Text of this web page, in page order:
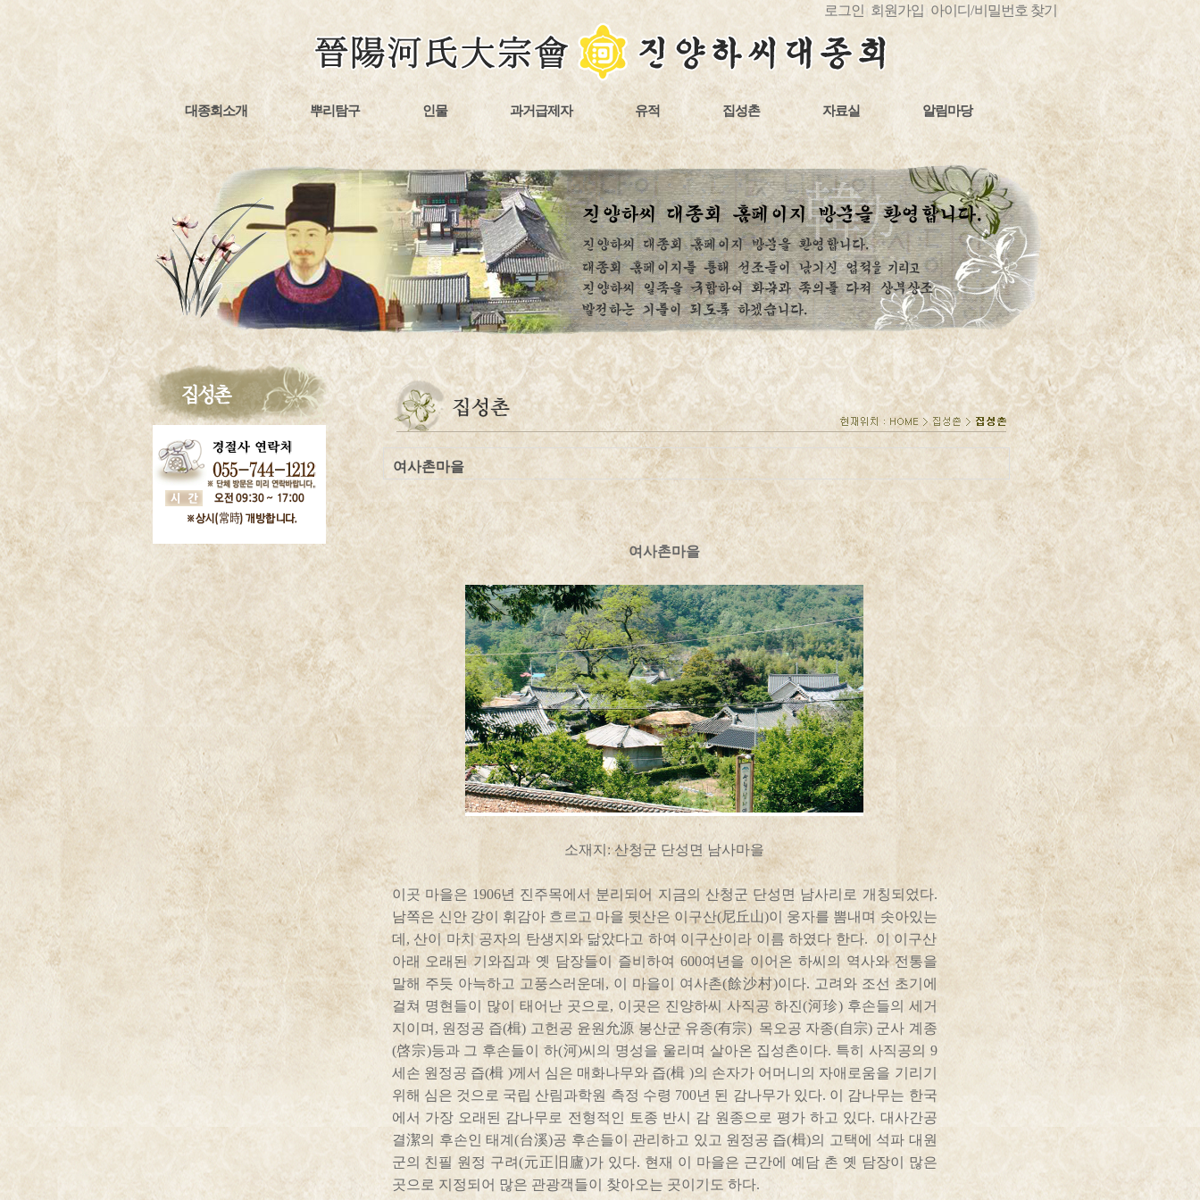
로그인 회원가입 아이디 /비밀번호 찾기
대종회소개 뿌리탐구 인물 과거급제자 유적 집성촌 자료실 알림마당
여사촌마을
여사촌마을
소재지: 산청군 단성면 남사마을
이곳 마을은 1906년 진주목에서 분리되어 지금의 산청군 단성면 남사리로 개칭되었다.
남쪽은 신안 강이 휘감아 흐르고 마을 뒷산은 이구산(尼丘山)이 웅자를 뽐내며 솟아있는
데, 산이 마치 공자의 탄생지와 닮았다고 하여 이구산이라 이름 하였다 한다. 이 이구산
아래 오래된 기와집과 옛 담장들이 즐비하여 600여년을 이어온 하씨의 역사와 전통을
말해 주듯 아늑하고 고풍스러운데, 이 마을이 여사촌(餘沙村)이다. 고려와 조선 초기에
걸쳐 명현들이 많이 태어난 곳으로, 이곳은 진양하씨 사직공 하진(河珍) 후손들의 세거
지이며, 원정공 즙(楫) 고헌공 윤원允源 봉산군 유종(有宗) 목오공 자종(自宗) 군사 계종
(啓宗)등과 그 후손들이 하(河)씨의 명성을 울리며 살아온 집성촌이다. 특히 사직공의 9
세손 원정공 즙(楫 )께서 심은 매화나무와 즙(楫 )의 손자가 어머니의 자애로움을 기리기
위해 심은 것으로 국립 산림과학원 측정 수령 700년 된 감나무가 있다. 이 감나무는 한국
에서 가장 오래된 감나무로 전형적인 토종 반시 감 원종으로 평가 하고 있다. 대사간공
결潔의 후손인 태계(台溪)공 후손들이 관리하고 있고 원정공 즙(楫)의 고택에 석파 대원
군의 친필 원정 구려(元正旧廬)가 있다. 현재 이 마을은 근간에 예담 촌 옛 담장이 많은
곳으로 지정되어 많은 관광객들이 찾아오는 곳이기도 하다.